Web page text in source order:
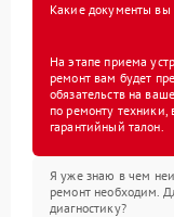
Какие документы вы
На этапе приема
ремонт вам будет
обязательств на
по ремонту техники,
гарантийный талон.
Я уже знаю в чем
ремонт необходим.
диагностику?